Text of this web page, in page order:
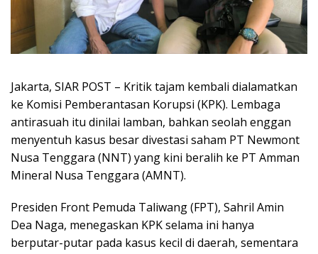
Jakarta, SIAR POST – Kritik tajam kembali dialamatkan
ke Komisi Pemberantasan Korupsi (KPK). Lembaga
antirasuah itu dinilai lamban, bahkan seolah enggan
menyentuh kasus besar divestasi saham PT Newmont
Nusa Tenggara (NNT) yang kini beralih ke PT Amman
Mineral Nusa Tenggara (AMNT).
Presiden Front Pemuda Taliwang (FPT), Sahril Amin
Dea Naga, menegaskan KPK selama ini hanya
berputar-putar pada kasus kecil di daerah, sementara